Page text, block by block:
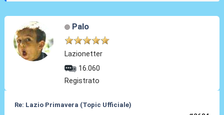
Palo
Lazionetter
16.060
Registrato
Re: Lazio Primavera (Topic Ufficiale)